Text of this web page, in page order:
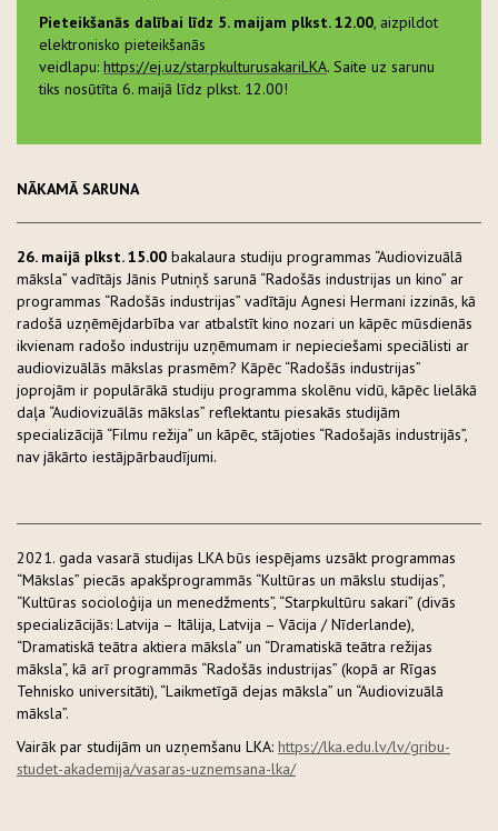
Pieteikšanās dalībai līdz 5. maijam plkst. 12.00, aizpildot
elektronisko pieteikšanās
veidlapu: https://ej.uz/starpkulturusakariLKA. Saite uz sarunu
tiks nosūtīta 6. maijā līdz plkst. 12.00!
NĀKAMĀ SARUNA
26. maijā plkst. 15.00 bakalaura studiju programmas “Audiovizuālā
māksla” vadītājs Jānis Putniņš sarunā “Radošās industrijas un kino” ar
programmas “Radošās industrijas” vadītāju Agnesi Hermani izzinās, kā
radošā uzņēmējdarbība var atbalstīt kino nozari un kāpēc mūsdienās
ikvienam radošo industriju uzņēmumam ir nepieciešami speciālisti ar
audiovizuālās mākslas prasmēm? Kāpēc “Radošās industrijas”
joprojām ir populārākā studiju programma skolēnu vidū, kāpēc lielākā
daļa “Audiovizuālās mākslas” reflektantu piesakās studijām
specializācijā “Filmu režija” un kāpēc, stājoties “Radošajās industrijās”,
nav jākārto iestājpārbaudījumi.
2021. gada vasarā studijas LKA būs iespējams uzsākt programmas
“Mākslas” piecās apakšprogrammās “Kultūras un mākslu studijas”,
“Kultūras socioloģija un menedžments”, “Starpkultūru sakari” (divās
specializācijās: Latvija – Itālija, Latvija – Vācija / Nīderlande),
“Dramatiskā teātra aktiera māksla” un “Dramatiskā teātra režijas
māksla”, kā arī programmās “Radošās industrijas” (kopā ar Rīgas
Tehnisko universitāti), “Laikmetīgā dejas māksla” un “Audiovizuālā
māksla”.
Vairāk par studijām un uzņemšanu LKA: https://lka.edu.lv/lv/gribu-
studet-akademija/vasaras-uznemsana-lka/